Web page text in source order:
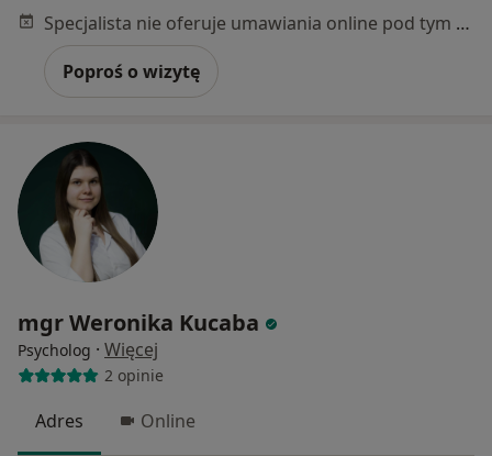
Specjalista nie oferuje umawiania online pod tym adresem.
Poproś o wizytę
mgr Weronika Kucaba
Psycholog · Więcej
2 opinie
Adres Online